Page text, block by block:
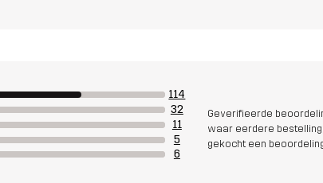
114
32
11
5
6
Geverifieerde
waar eerdere
gekocht een